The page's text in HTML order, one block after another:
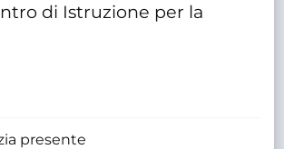
di Istruzione per la
presente